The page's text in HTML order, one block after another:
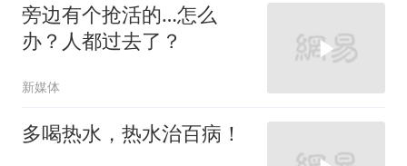
旁边有个抢活的…怎么
办？人都过去了？
新媒体
多喝热水，热水治百病！